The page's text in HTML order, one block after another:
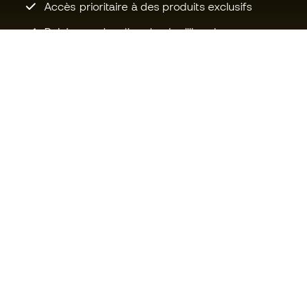
Accès prioritaire à des produits exclusifs
Rejoignez plus d’un demi-million de